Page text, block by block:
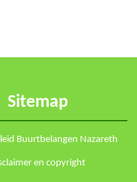
Sitemap
Buurtbelangen Nazareth
en copyright